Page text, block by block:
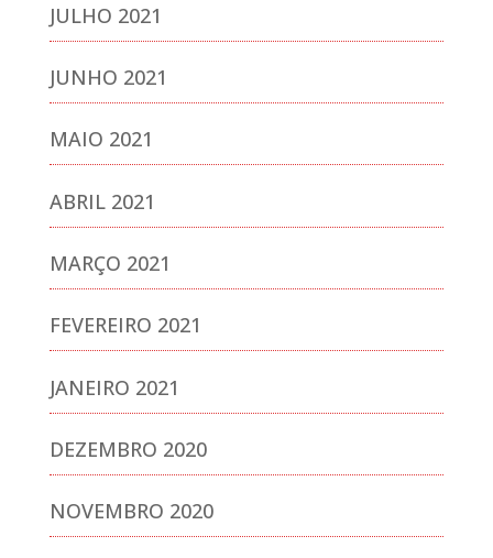
JULHO 2021
JUNHO 2021
MAIO 2021
ABRIL 2021
MARÇO 2021
FEVEREIRO 2021
JANEIRO 2021
DEZEMBRO 2020
NOVEMBRO 2020